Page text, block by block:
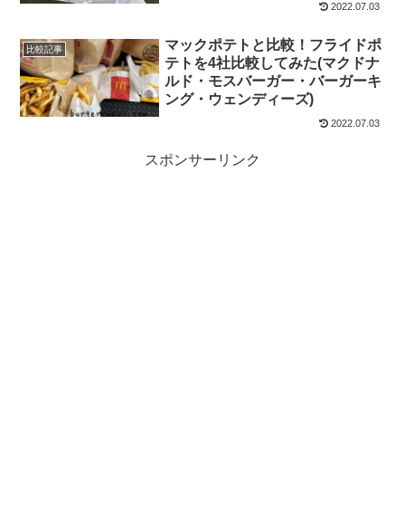
2022.07.03
比較記事
マックポテトと比較！フライドポ
テトを4社比較してみた(マクドナ
ルド・モスバーガー・バーガーキ
ング・ウェンディーズ)
2022.07.03
スポンサーリンク